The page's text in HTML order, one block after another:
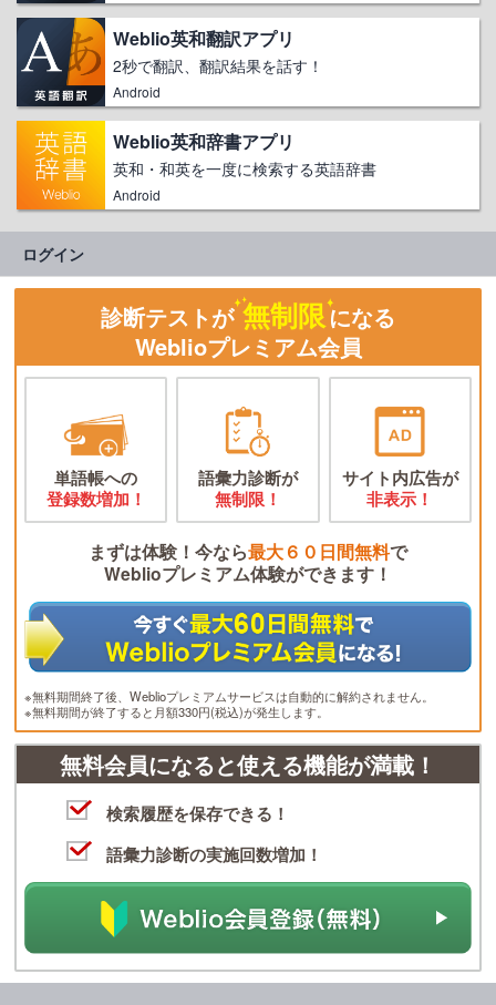
Weblio英和翻訳アプリ
2秒で翻訳、翻訳結果を話す！
Android
Weblio英和辞書アプリ
英和・和英を一度に検索する英語辞書
Android
ログイン
診断テストが 無制限になる
Weblioプレミアム会員
単語帳への
登録数増加！
語彙力診断が
無制限！
サイト内広告が
非表示！
まずは体験！今なら最大６０日間無料で
Weblioプレミアム体験ができます！
※無料期間終了後、Weblioプレミアムサービスは自動的に解約されません。
※無料期間が終了すると月額330円(税込)が発生します。
無料会員になると使える機能が満載！
検索履歴を保存できる！
語彙力診断の実施回数増加！